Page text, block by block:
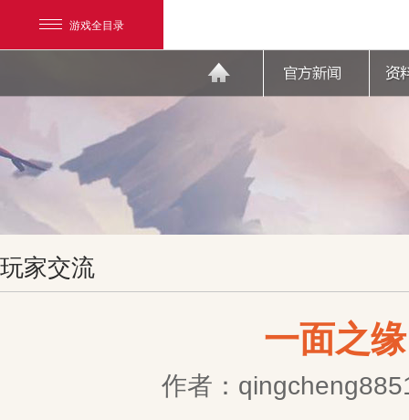
游戏全目录
玩家交流
一面之
作者：